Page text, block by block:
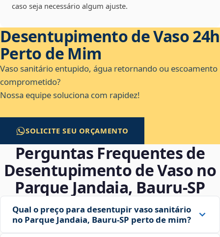
caso seja necessário algum ajuste.
Desentupimento de Vaso 24h
Perto de Mim
Vaso sanitário entupido, água retornando ou escoamento
comprometido?
Nossa equipe soluciona com rapidez!
SOLICITE SEU ORÇAMENTO
Perguntas Frequentes de
Desentupimento de Vaso no
Parque Jandaia, Bauru‑SP
Qual o preço para desentupir vaso sanitário
no Parque Jandaia, Bauru‑SP perto de mim?